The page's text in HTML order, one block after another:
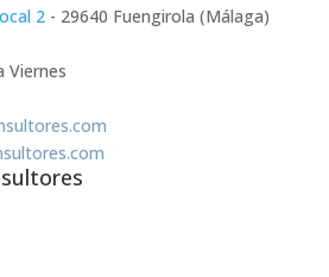
2- 29640 Fuengirola (Málaga)
Viernes